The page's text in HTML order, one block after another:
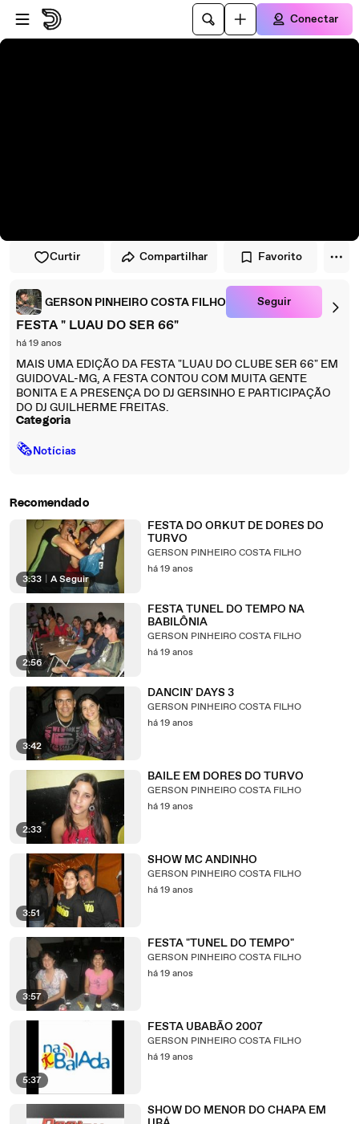
Pular para o player
Ir para o conteúdo principal
Conectar
Curtir Compartilhar Favorito
GERSON PINHEIRO COSTA FILHO Seguir
FESTA " LUAU DO SER 66"
há 19 anos
MAIS UMA EDIÇÃO DA FESTA "LUAU DO CLUBE SER 66" EM
GUIDOVAL-MG, A FESTA CONTOU COM MUITA GENTE
BONITA E A PRESENÇA DO DJ GERSINHO E PARTICIPAÇÃO
DO DJ GUILHERME FREITAS.
Categoria
🗞Notícias
Recomendado
3:33 A Seguir
FESTA DO ORKUT DE DORES DO
TURVO
GERSON PINHEIRO COSTA FILHO
há 19 anos
2:56
FESTA TUNEL DO TEMPO NA
BABILÔNIA
GERSON PINHEIRO COSTA FILHO
há 19 anos
3:42
DANCIN' DAYS 3
GERSON PINHEIRO COSTA FILHO
há 19 anos
2:33
BAILE EM DORES DO TURVO
GERSON PINHEIRO COSTA FILHO
há 19 anos
3:51
SHOW MC ANDINHO
GERSON PINHEIRO COSTA FILHO
há 19 anos
3:57
FESTA "TUNEL DO TEMPO"
GERSON PINHEIRO COSTA FILHO
há 19 anos
5:37
FESTA UBABÃO 2007
GERSON PINHEIRO COSTA FILHO
há 19 anos
SHOW DO MENOR DO CHAPA EM